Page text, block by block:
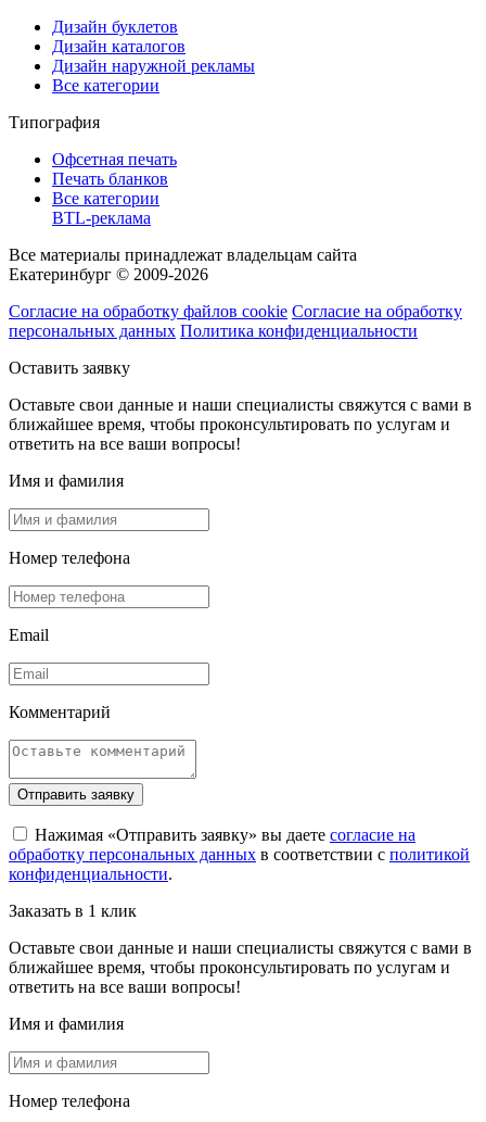
Дизайн буклетов
Дизайн каталогов
Дизайн наружной рекламы
Все категории
Типография
Офсетная печать
Печать бланков
Все категории
BTL-реклама
Все материалы принадлежат владельцам сайта
Екатеринбург © 2009-2026
Согласие на обработку файлов cookie Согласие на обработку
персональных данных Политика конфиденциальности
Оставить заявку
Оставьте свои данные и наши специалисты свяжутся с вами в
ближайшее время, чтобы проконсультировать по услугам и
ответить на все ваши вопросы!
Имя и фамилия
Номер телефона
Email
Комментарий
Отправить заявку
Нажимая «Отправить заявку» вы даете согласие на
обработку персональных данных в соответствии с политикой
конфиденциальности.
Заказать в 1 клик
Оставьте свои данные и наши специалисты свяжутся с вами в
ближайшее время, чтобы проконсультировать по услугам и
ответить на все ваши вопросы!
Имя и фамилия
Номер телефона